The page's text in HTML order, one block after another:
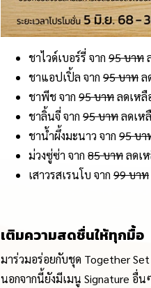
ชาไวด์เบอร์รี่ จาก 95 บาท
ชาแอปเปิ้ล จาก 95 บาทล
ชาพีช จาก 95 บาทลดเหลื
ชาลิ้นจี่ จาก 95 บาทลดเห
ชาน้ำผึ้งมะนาว จาก 95 บา
ม่วงซู่ซ่า จาก 85 บาทลดเ
เสาวรสเรนโบ จาก 99 บาท
เติมความสดชื่นให้ทุกมื้อ
มาร่วมอร่อยกับชุด Together
นอกจากนี้ยังมีเมนู Signature อื่